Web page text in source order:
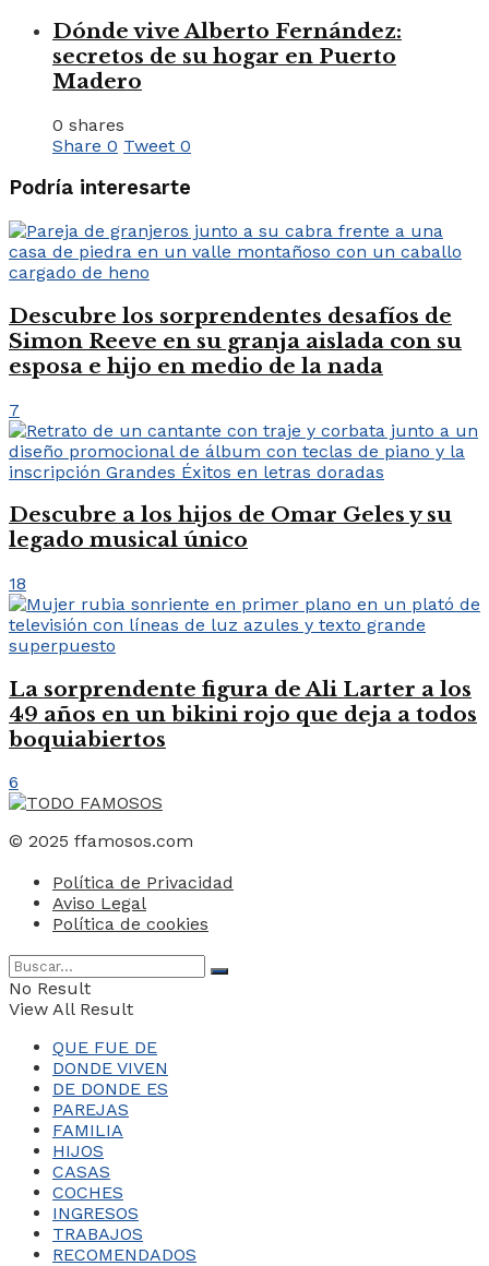
Dónde vive Alberto Fernández:
secretos de su hogar en Puerto
Madero
0 shares
Share 0 Tweet 0
Podría interesarte
Descubre los sorprendentes desafíos de
Simon Reeve en su granja aislada con su
esposa e hijo en medio de la nada
7
Descubre a los hijos de Omar Geles y su
legado musical único
18
La sorprendente figura de Ali Larter a los
49 años en un bikini rojo que deja a todos
boquiabiertos
6
© 2025 ffamosos.com
Política de Privacidad
Aviso Legal
Política de cookies
No Result
View All Result
QUE FUE DE
DONDE VIVEN
DE DONDE ES
PAREJAS
FAMILIA
HIJOS
CASAS
COCHES
INGRESOS
TRABAJOS
RECOMENDADOS